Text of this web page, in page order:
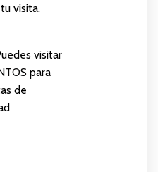
visita.
visitar
para
de